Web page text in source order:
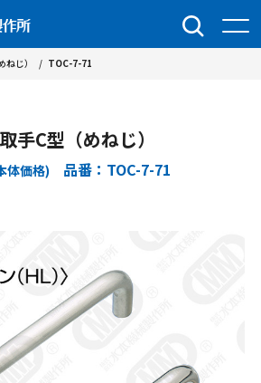
じ） / TOC-7-71
手C型（めねじ）
体価格) 品番：TOC-7-71